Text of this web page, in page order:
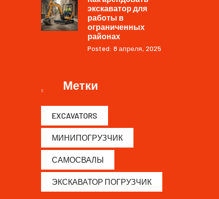
экскаватор для
работы в
ограниченных
районах
Posted: 8 апреля, 2025
Метки
EXCAVATORS
МИНИПОГРУЗЧИК
САМОСВАЛЫ
ЭКСКАВАТОР ПОГРУЗЧИК